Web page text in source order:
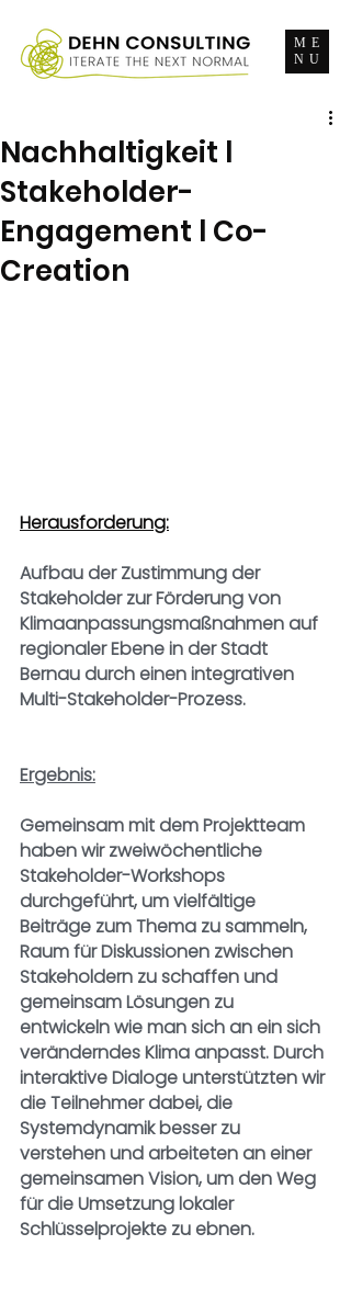
ME
NU
Nachhaltigkeit l
Stakeholder-
Engagement l Co-
Creation
Herausforderung:
Aufbau der Zustimmung der
Stakeholder zur Förderung von
Klimaanpassungsmaßnahmen auf
regionaler Ebene in der Stadt
Bernau durch einen integrativen
Multi-Stakeholder-Prozess.
Ergebnis:
Gemeinsam mit dem Projektteam
haben wir zweiwöchentliche
Stakeholder-Workshops
durchgeführt, um vielfältige
Beiträge zum Thema zu sammeln,
Raum für Diskussionen zwischen
Stakeholdern zu schaffen und
gemeinsam Lösungen zu
entwickeln wie man sich an ein sich
veränderndes Klima anpasst. Durch
interaktive Dialoge unterstützten wir
die Teilnehmer dabei, die
Systemdynamik besser zu
verstehen und arbeiteten an einer
gemeinsamen Vision, um den Weg
für die Umsetzung lokaler
Schlüsselprojekte zu ebnen.